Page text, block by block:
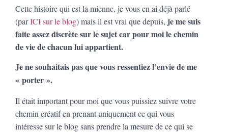
Cette histoire qui est la mienne, je vous en ai déjà parlé
(parICI sur le blog) mais il est vrai que depuis, je me suis
faite assez discrète sur le sujet car pour moi le chemin
de vie de chacun lui appartient.
Je ne souhaitais pas que vous ressentiez l’envie de me
« porter ».
Il était important pour moi que vous puissiez suivre votre
chemin créatif en prenant uniquement ce qui vous
intéresse sur le blog sans prendre la mesure de ce qui se